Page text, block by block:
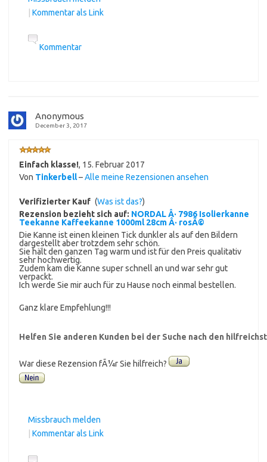
Kommentar als Link
Kommentar
Anonymous
December 3, 2017
Einfach klasse!, 15. Februar 2017
Von Tinkerbell–Alle meine Rezensionen ansehen
Verifizierter Kauf (Was ist das?)
Rezension bezieht sich auf: NORDAL Â· 7986 Isolierkanne
Teekanne Kaffeekanne 1000ml 28cm Â· rosÃ©
Die Kanne ist einen kleinen Tick dunkler als auf den Bildern
dargestellt aber trotzdem sehr schön.
Sie hält den ganzen Tag warm und ist für den Preis qualitativ
sehr hochwertig.
Zudem kam die Kanne super schnell an und war sehr gut
verpackt.
Ich werde Sie mir auch für zu Hause noch einmal bestellen.
Ganz klare Empfehlung!!!
Helfen Sie anderen Kunden bei der Suche nach den
War diese Rezension fÃ¼r Sie hilfreich?
Missbrauch melden
Kommentar als Link